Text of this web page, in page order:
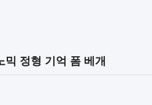
정형 기억 폼 베개